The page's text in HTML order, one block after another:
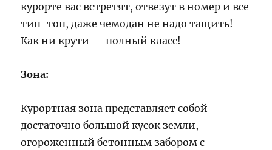
курорте вас встретят, отвезут в номер и все
тип-топ, даже чемодан не надо тащить!
Как ни крути — полный класс!
Зона:
Курортная зона представляет собой
достаточно большой кусок земли,
огороженный бетонным забором с